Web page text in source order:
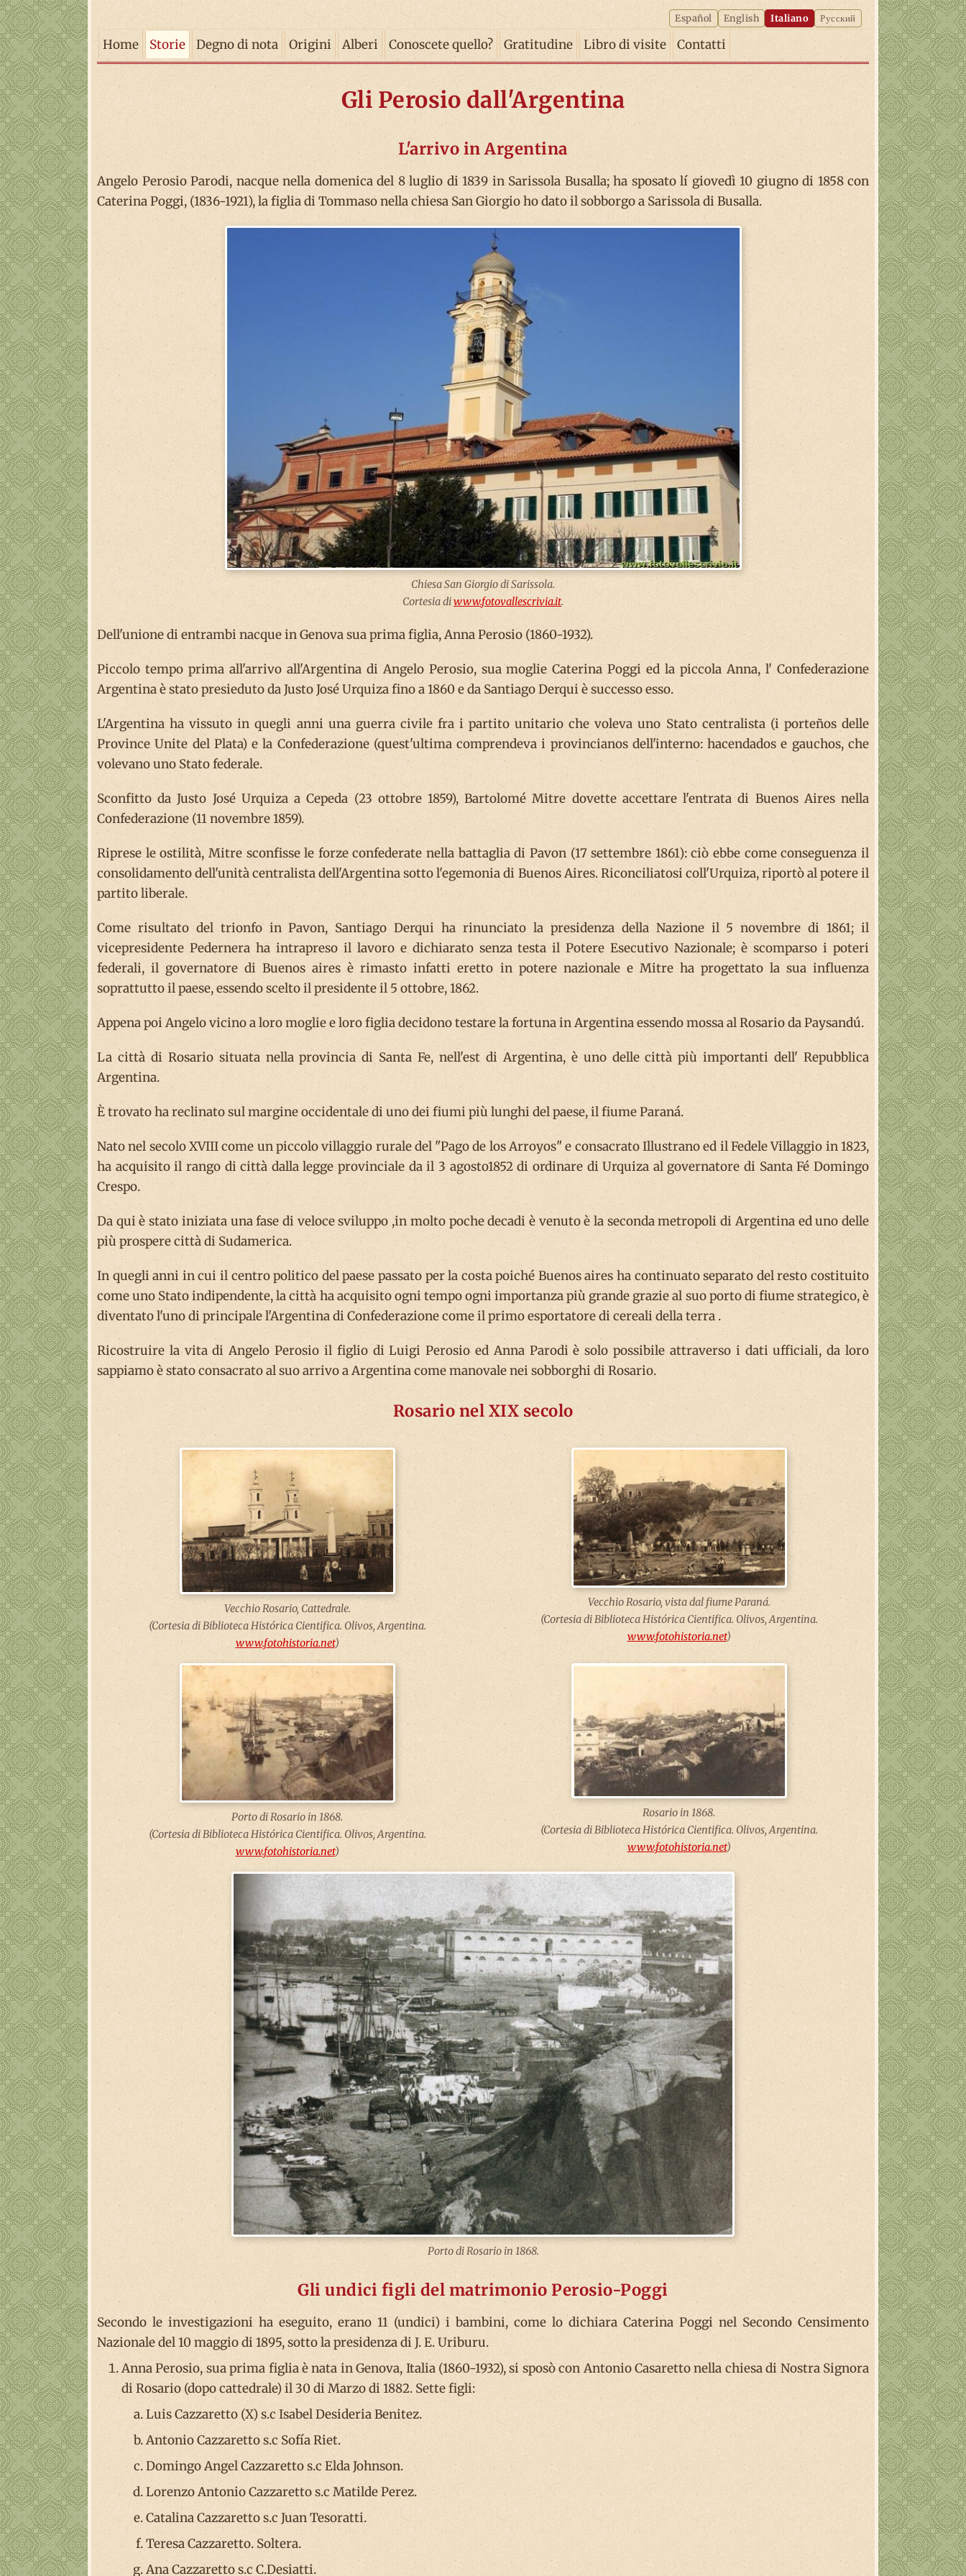
Español English Italiano Русский
Home Storie Degno di nota Origini Alberi Conoscete quello? Gratitudine Libro di visite Contatti
Gli Perosio dall'Argentina
L'arrivo in Argentina
Angelo Perosio Parodi, nacque nella domenica del 8 luglio di 1839 in Sarissola Busalla; ha sposato lí giovedì 10 giugno di 1858 con
Caterina Poggi, (1836-1921), la figlia di Tommaso nella chiesa San Giorgio ho dato il sobborgo a Sarissola di Busalla.
Chiesa San Giorgio di Sarissola.
Cortesia diwww.fotovallescrivia.it.
Dell'unione di entrambi nacque in Genova sua prima figlia, Anna Perosio (1860-1932).
Piccolo tempo prima all'arrivo all'Argentina di Angelo Perosio, sua moglie Caterina Poggi ed la piccola Anna, l' Confederazione
Argentina è stato presieduto da Justo José Urquiza fino a 1860 e da Santiago Derqui è successo esso.
L'Argentina ha vissuto in quegli anni una guerra civile fra i partito unitario che voleva uno Stato centralista (i porteños delle
Province Unite del Plata) e la Confederazione (quest'ultima comprendeva i provincianos dell'interno: hacendados e gauchos, che
volevano uno Stato federale.
Sconfitto da Justo José Urquiza a Cepeda (23 ottobre 1859), Bartolomé Mitre dovette accettare l'entrata di Buenos Aires nella
Confederazione (11 novembre 1859).
Riprese le ostilità, Mitre sconfisse le forze confederate nella battaglia di Pavon (17 settembre 1861): ciò ebbe come conseguenza il
consolidamento dell'unità centralista dell'Argentina sotto l'egemonia di Buenos Aires. Riconciliatosi coll'Urquiza, riportò al potere il
partito liberale.
Come risultato del trionfo in Pavon, Santiago Derqui ha rinunciato la presidenza della Nazione il 5 novembre di 1861; il
vicepresidente Pedernera ha intrapreso il lavoro e dichiarato senza testa il Potere Esecutivo Nazionale; è scomparso i poteri
federali, il governatore di Buenos aires è rimasto infatti eretto in potere nazionale e Mitre ha progettato la sua influenza
soprattutto il paese, essendo scelto il presidente il 5 ottobre, 1862.
Appena poi Angelo vicino a loro moglie e loro figlia decidono testare la fortuna in Argentina essendo mossa al Rosario da Paysandú.
La città di Rosario situata nella provincia di Santa Fe, nell'est di Argentina, è uno delle città più importanti dell' Repubblica
Argentina.
È trovato ha reclinato sul margine occidentale di uno dei fiumi più lunghi del paese, il fiume Paraná.
Nato nel secolo XVIII come un piccolo villaggio rurale del "Pago de los Arroyos" e consacrato Illustrano ed il Fedele Villaggio in 1823,
ha acquisito il rango di città dalla legge provinciale da il 3 agosto1852 di ordinare di Urquiza al governatore di Santa Fé Domingo
Crespo.
Da qui è stato iniziata una fase di veloce sviluppo ,in molto poche decadi è venuto è la seconda metropoli di Argentina ed uno delle
più prospere città di Sudamerica.
In quegli anni in cui il centro politico del paese passato per la costa poiché Buenos aires ha continuato separato del resto costituito
come uno Stato indipendente, la città ha acquisito ogni tempo ogni importanza più grande grazie al suo porto di fiume strategico, è
diventato l'uno di principale l'Argentina di Confederazione come il primo esportatore di cereali della terra .
Ricostruire la vita di Angelo Perosio il figlio di Luigi Perosio ed Anna Parodi è solo possibile attraverso i dati ufficiali, da loro
sappiamo è stato consacrato al suo arrivo a Argentina come manovale nei sobborghi di Rosario.
Rosario nel XIX secolo
Vecchio Rosario, Cattedrale.
(Cortesia di Biblioteca Histórica Cientifica. Olivos, Argentina.
www.fotohistoria.net)
Vecchio Rosario, vista dal fiume Paraná.
(Cortesia di Biblioteca Histórica Cientifica. Olivos, Argentina.
www.fotohistoria.net)
Porto di Rosario in 1868.
(Cortesia di Biblioteca Histórica Cientifica. Olivos, Argentina.
www.fotohistoria.net)
Rosario in 1868.
(Cortesia di Biblioteca Histórica Cientifica. Olivos, Argentina.
www.fotohistoria.net)
Porto di Rosario in 1868.
Gli undici figli del matrimonio Perosio-Poggi
Secondo le investigazioni ha eseguito, erano 11 (undici) i bambini, come lo dichiara Caterina Poggi nel Secondo Censimento
Nazionale del 10 maggio di 1895, sotto la presidenza di J. E. Uriburu.
Anna Perosio, sua prima figlia è nata in Genova, Italia (1860-1932), si sposò con Antonio Casaretto nella chiesa di Nostra Signora
di Rosario (dopo cattedrale) il 30 di Marzo di 1882. Sette figli:
Luis Cazzaretto (X) s.c Isabel Desideria Benitez.
Antonio Cazzaretto s.c Sofía Riet.
Domingo Angel Cazzaretto s.c Elda Johnson.
Lorenzo Antonio Cazzaretto s.c Matilde Perez.
Catalina Cazzaretto s.c Juan Tesoratti.
Teresa Cazzaretto. Soltera.
Ana Cazzaretto s.c C.Desiatti.